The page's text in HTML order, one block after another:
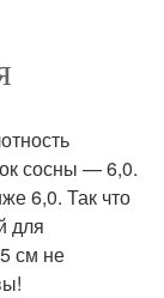
сосны — 6,0.
6,0. Так что
для
см не